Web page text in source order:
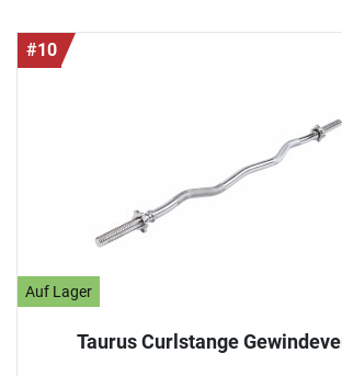
#10
Auf Lager
Taurus Curlstange